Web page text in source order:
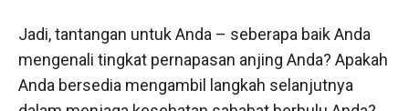
Jadi, tantangan untuk Anda – seberapa baik Anda
mengenali tingkat pernapasan anjing Anda? Apakah
Anda bersedia mengambil langkah selanjutnya